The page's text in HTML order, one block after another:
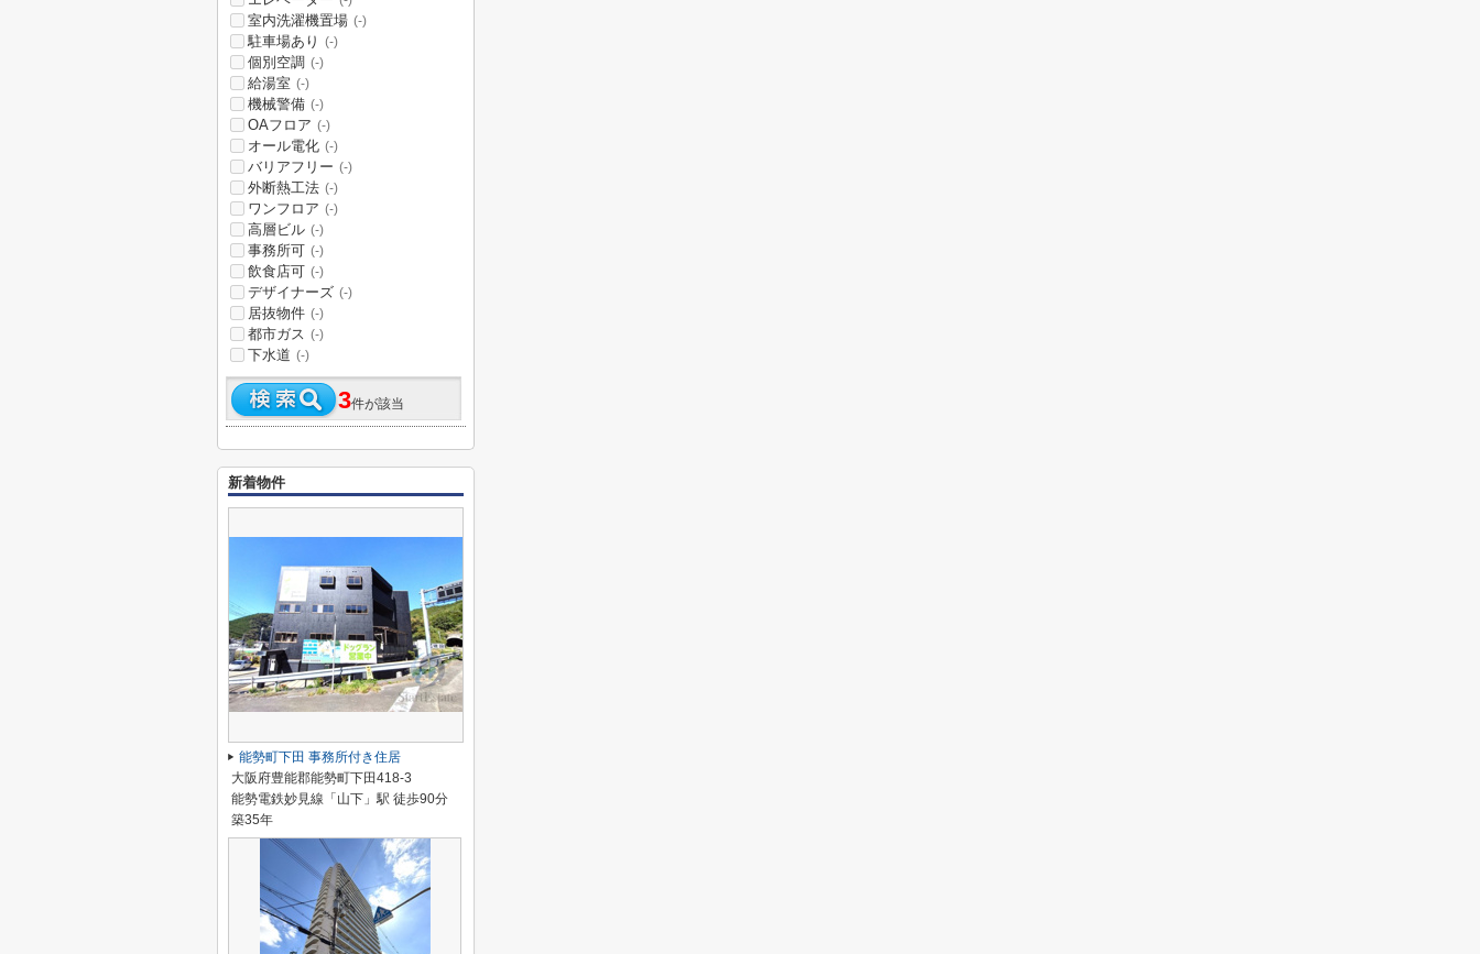
室内洗濯機置場 (-)
駐車場あり (-)
個別空調 (-)
給湯室 (-)
機械警備 (-)
OAフロア (-)
オール電化 (-)
バリアフリー (-)
外断熱工法 (-)
ワンフロア (-)
高層ビル (-)
事務所可 (-)
飲食店可 (-)
デザイナーズ (-)
居抜物件 (-)
都市ガス (-)
下水道 (-)
3件が該当
新着物件
能勢町下田 事務所付き住居
大阪府豊能郡能勢町下田418-3
能勢電鉄妙見線「山下」駅 徒歩90分
築35年